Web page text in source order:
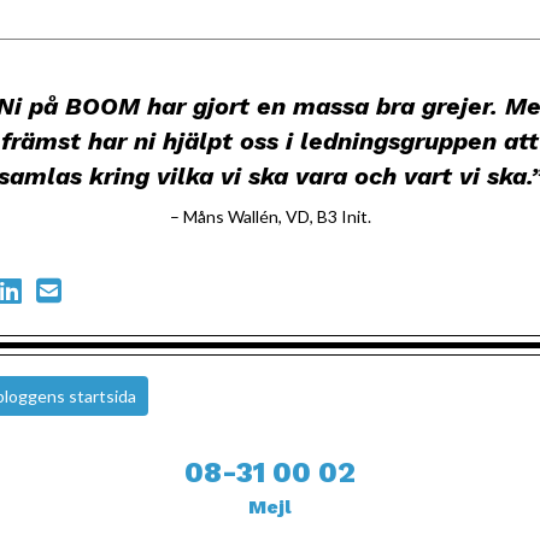
på BOOM har gjort en massa bra grejer.
främst har ni hjälpt oss i ledningsgruppen att
kring vilka vi ska vara och vart vi ska.
– Måns Wallén, VD, B3 Init.
startsida
08-31 00 02
Mejl